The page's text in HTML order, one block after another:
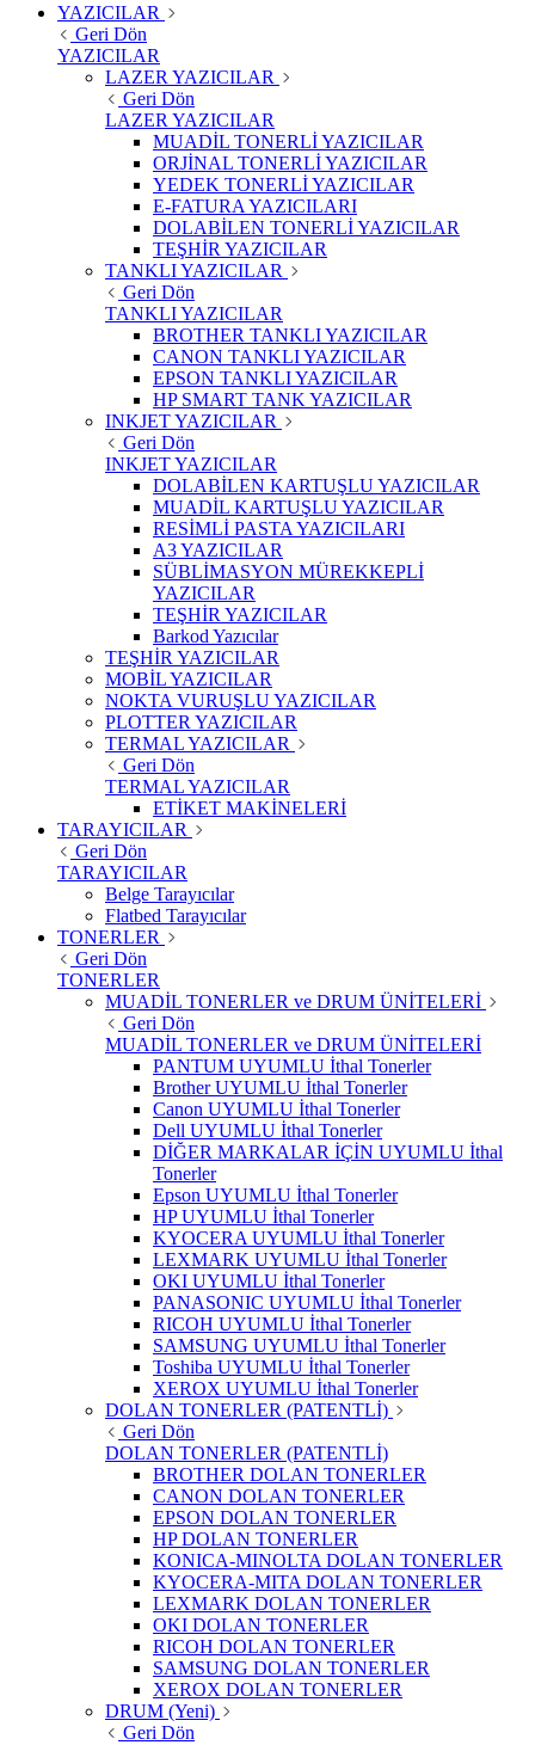
YAZICILAR
Geri Dön
YAZICILAR
LAZER YAZICILAR
Geri Dön
LAZER YAZICILAR
MUADİL TONERLİ YAZICILAR
ORJİNAL TONERLİ YAZICILAR
YEDEK TONERLİ YAZICILAR
E-FATURA YAZICILARI
DOLABİLEN TONERLİ YAZICILAR
TEŞHİR YAZICILAR
TANKLI YAZICILAR
Geri Dön
TANKLI YAZICILAR
BROTHER TANKLI YAZICILAR
CANON TANKLI YAZICILAR
EPSON TANKLI YAZICILAR
HP SMART TANK YAZICILAR
INKJET YAZICILAR
Geri Dön
INKJET YAZICILAR
DOLABİLEN KARTUŞLU YAZICILAR
MUADİL KARTUŞLU YAZICILAR
RESİMLİ PASTA YAZICILARI
A3 YAZICILAR
SÜBLİMASYON MÜREKKEPLİ
YAZICILAR
TEŞHİR YAZICILAR
Barkod Yazıcılar
TEŞHİR YAZICILAR
MOBİL YAZICILAR
NOKTA VURUŞLU YAZICILAR
PLOTTER YAZICILAR
TERMAL YAZICILAR
Geri Dön
TERMAL YAZICILAR
ETİKET MAKİNELERİ
TARAYICILAR
Geri Dön
TARAYICILAR
Belge Tarayıcılar
Flatbed Tarayıcılar
TONERLER
Geri Dön
TONERLER
MUADİL TONERLER ve DRUM ÜNİTELERİ
Geri Dön
MUADİL TONERLER ve DRUM ÜNİTELERİ
PANTUM UYUMLU İthal Tonerler
Brother UYUMLU İthal Tonerler
Canon UYUMLU İthal Tonerler
Dell UYUMLU İthal Tonerler
DİĞER MARKALAR İÇİN UYUMLU İthal
Tonerler
Epson UYUMLU İthal Tonerler
HP UYUMLU İthal Tonerler
KYOCERA UYUMLU İthal Tonerler
LEXMARK UYUMLU İthal Tonerler
OKI UYUMLU İthal Tonerler
PANASONIC UYUMLU İthal Tonerler
RICOH UYUMLU İthal Tonerler
SAMSUNG UYUMLU İthal Tonerler
Toshiba UYUMLU İthal Tonerler
XEROX UYUMLU İthal Tonerler
DOLAN TONERLER (PATENTLİ)
Geri Dön
DOLAN TONERLER (PATENTLİ)
BROTHER DOLAN TONERLER
CANON DOLAN TONERLER
EPSON DOLAN TONERLER
HP DOLAN TONERLER
KONICA-MINOLTA DOLAN TONERLER
KYOCERA-MITA DOLAN TONERLER
LEXMARK DOLAN TONERLER
OKI DOLAN TONERLER
RICOH DOLAN TONERLER
SAMSUNG DOLAN TONERLER
XEROX DOLAN TONERLER
DRUM (Yeni)
Geri Dön